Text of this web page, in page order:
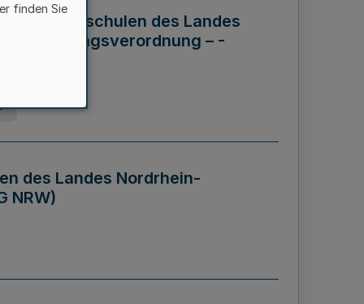
der Hochschulen des Landes
– -
des Landes Nordrhein-
NRW)
finden Sie